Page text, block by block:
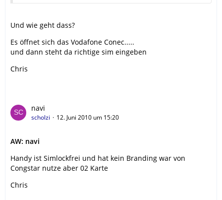
Und wie geht dass?
Es öffnet sich das Vodafone Conec.....
und dann steht da richtige sim eingeben
Chris
navi
scholzi 12. Juni 2010 um 15:20
AW: navi
Handy ist Simlockfrei und hat kein Branding war von
Congstar nutze aber 02 Karte
Chris